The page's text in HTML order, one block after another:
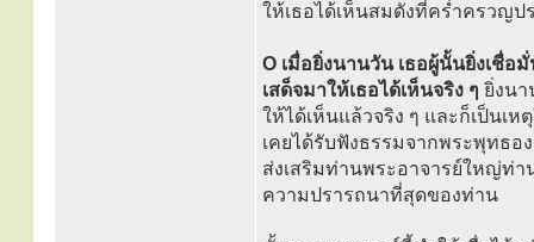
ให้เธอได้เห็นสมดังที่คร่ำครวญป
O เมื่อยิ่งนานวัน เธอผู้นั้นยิ่งเชื่อ
เสด็จมาให้เธอได้เห็นจริง ๆ ยิ่งนา
ให้ได้เห็นแล้วจริง ๆ และก็เป็นเ
เคยได้รับฟังธรรมจากพระพุทธอ
ส่งเสริมท่านพระอาจารย์ใหญ่ท่า
ความปรารถนาที่สุดของท่าน